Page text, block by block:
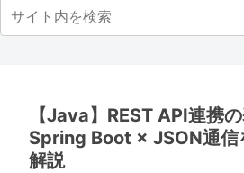
【Java】REST API連携
Spring Boot × JSON通信
解説